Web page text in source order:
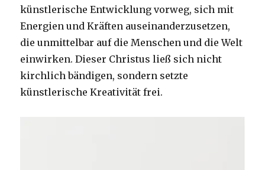
künstlerische Entwicklung vorweg, sich mit
Energien und Kräften auseinanderzusetzen,
die unmittelbar auf die Menschen und die Welt
einwirken. Dieser Christus ließ sich nicht
kirchlich bändigen, sondern setzte
künstlerische Kreativität frei.